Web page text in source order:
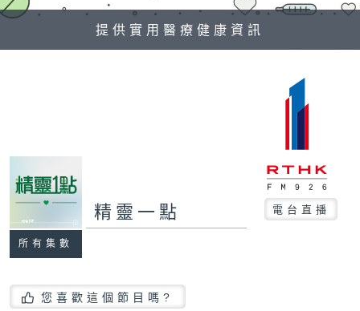
提供實用醫療健康資訊
所有集數
精靈一點 電台直播
您喜歡這個節目嗎?